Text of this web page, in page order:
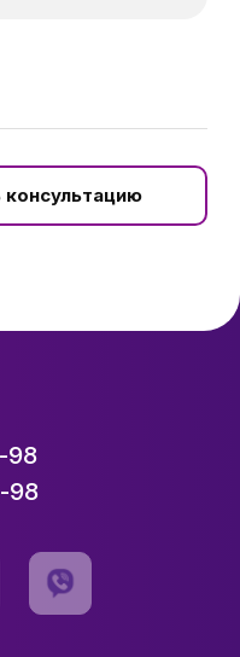
Получить консультацию
98
98